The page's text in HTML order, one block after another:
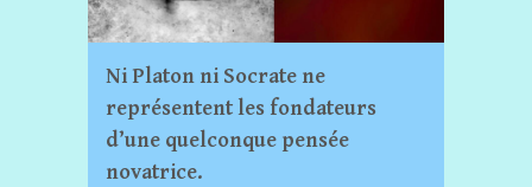
Ni Platon ni Socrate ne
représentent les fondateurs
d’une quelconque pensée
novatrice.